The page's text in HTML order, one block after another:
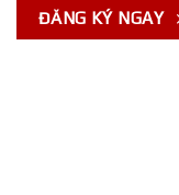
ĐĂNG KÝ NGAY